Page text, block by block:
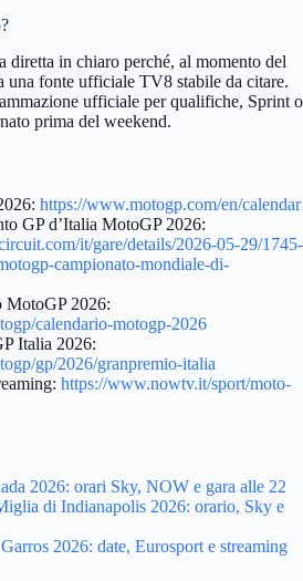
diretta in chiaro perché, al momento del
una fonte ufficiale TV8 stabile da citare.
ufficiale per qualifiche, Sprint o
prima del weekend.
https://www.motogp.com/en/calendar
GP d’Italia MotoGP 2026:
it/gare/details/2026-05-29/1745-
campionato-mondiale-di-
MotoGP 2026:
calendario-motogp-2026
Italia 2026:
gp/2026/granpremio-italia
https://www.nowtv.it/sport/moto-
2026: orari Sky, NOW e gara alle 22
di Indianapolis 2026: orario, Sky e
2026: date, Eurosport e streaming